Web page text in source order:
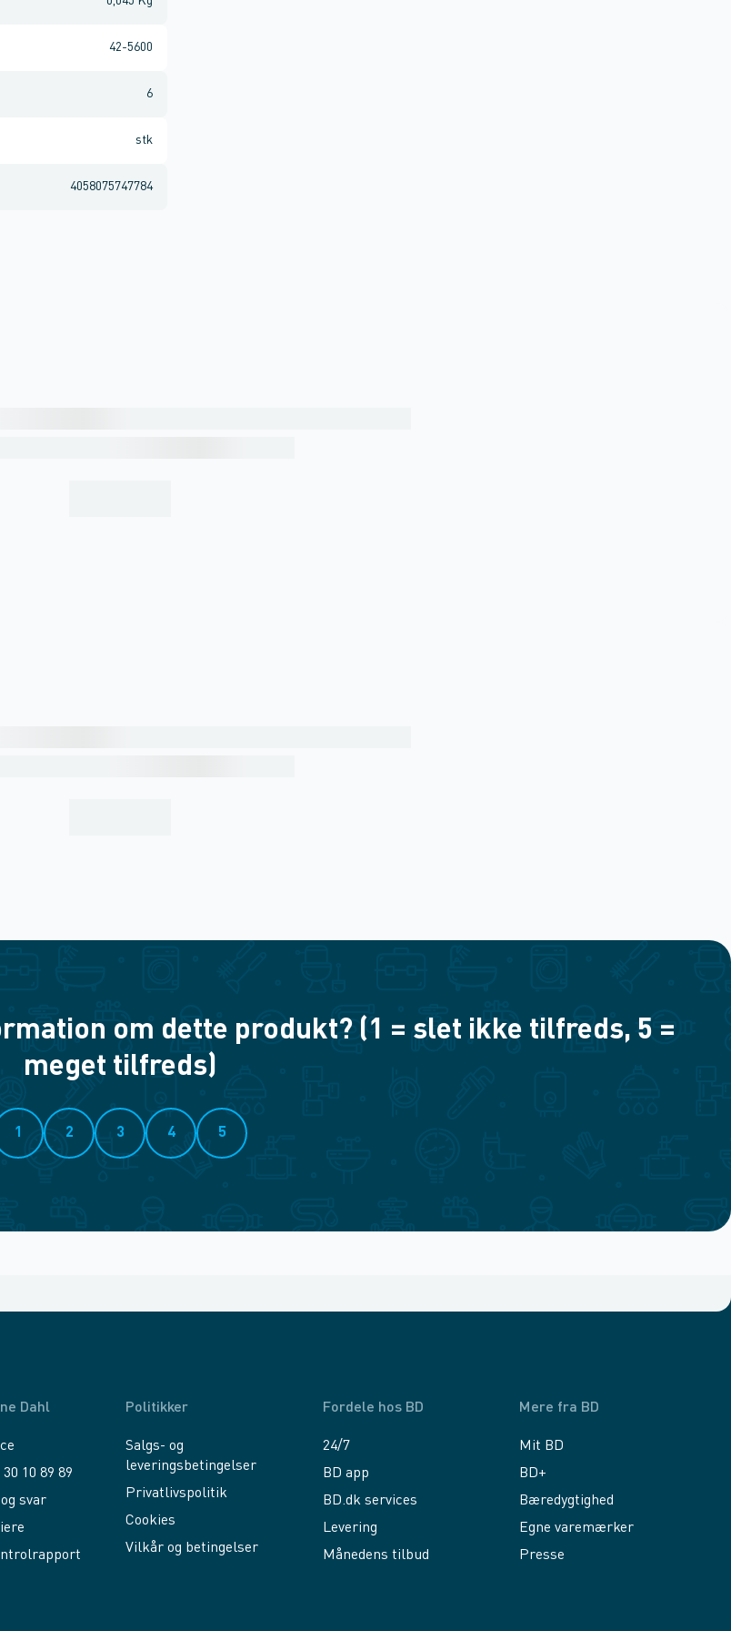
42-5600
6
stk
4058075747784
om dette produkt? (1 = slet ikke tilfreds, 5 =
meget tilfreds)
1 2 3 4 5
Dahl
10 89 89
svar
Politikker
Salgs- og
leveringsbetingelser
Privatlivspolitik
Cookies
Vilkår og betingelser
Fordele hos BD
24/7
BD app
BD.dk services
Levering
Månedens tilbud
Mere fra BD
Mit BD
BD+
Bæredygtighed
Egne varemærker
Presse